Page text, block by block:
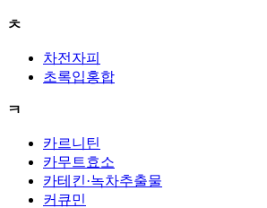
ㅊ
차전자피
초록입홍합
ㅋ
카르니틴
카무트효소
카테킨·녹차추출물
커큐민